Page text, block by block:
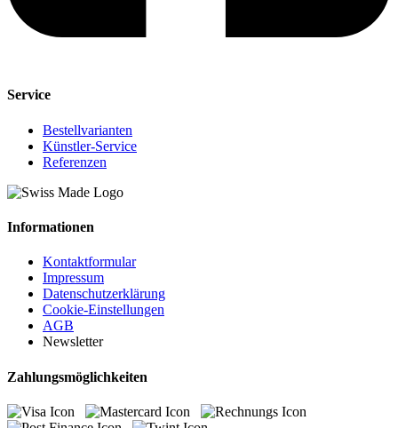
Service
Bestellvarianten
Künstler-Service
Referenzen
Informationen
Kontaktformular
Impressum
Datenschutzerklärung
Cookie-Einstellungen
AGB
Newsletter
Zahlungsmöglichkeiten